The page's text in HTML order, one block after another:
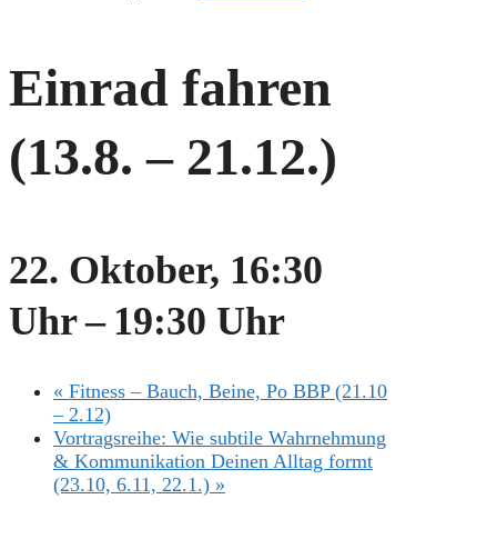
Einrad fahren
(13.8. – 21.12.)
22. Oktober, 16:30
Uhr– 19:30 Uhr
« Fitness – Bauch, Beine, Po BBP (21.10
– 2.12)
Vortragsreihe: Wie subtile Wahrnehmung
& Kommunikation Deinen Alltag formt
(23.10, 6.11, 22.1.) »